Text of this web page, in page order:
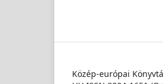
Közép-európai